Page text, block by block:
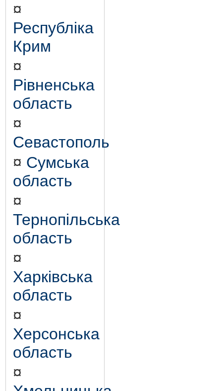
¤
Республіка
Крим
¤
Рівненська
область
¤
Севастополь
¤ Сумська
область
¤
Тернопільська
область
¤
Харківська
область
¤
Херсонська
область
¤